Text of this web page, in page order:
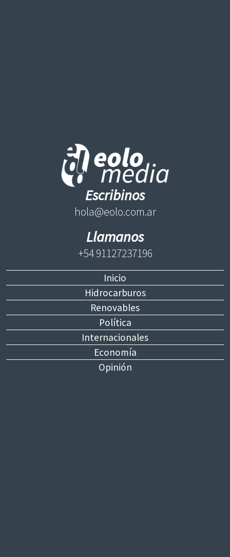
Escribinos
hola@eolo.com.ar
Llamanos
+54 91127237196
Inicio
Hidrocarburos
Renovables
Política
Internacionales
Economía
Opinión